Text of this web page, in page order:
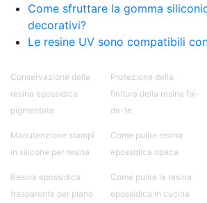
Come sfruttare la gomma
decorativi?
Le resine UV sono compatibili
Conservazione della
resina epossidica
pigmentata
Protezione della
finitura della resina fai-
da-te
Manutenzione stampi
in silicone per resina
Come pulire resina
epossidica opaca
Resina epossidica
trasparente per piano
Come pulire la resina
epossidica in cucina